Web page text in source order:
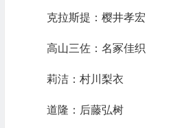
克拉斯提：樱井孝宏
高山三佐：名冢佳织
莉洁：村川梨衣
道隆：后藤弘树